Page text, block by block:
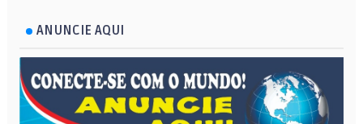
ANUNCIE AQUI